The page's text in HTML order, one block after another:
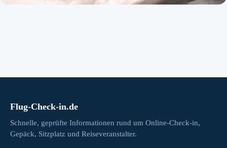
Flug-Check-in.de
Schnelle, geprüfte Informationen rund um Online-Check-in,
Gepäck, Sitzplatz und Reiseveranstalter.